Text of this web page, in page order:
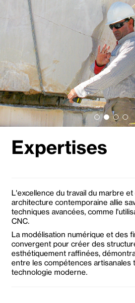
Expertises
L'excellence du travail du marbre
architecture contemporaine allie
techniques avancées, comme
CNC.
La modélisation numérique et des
convergent pour créer des
esthétiquement raffinées,
entre les compétences artisanales
technologie moderne.